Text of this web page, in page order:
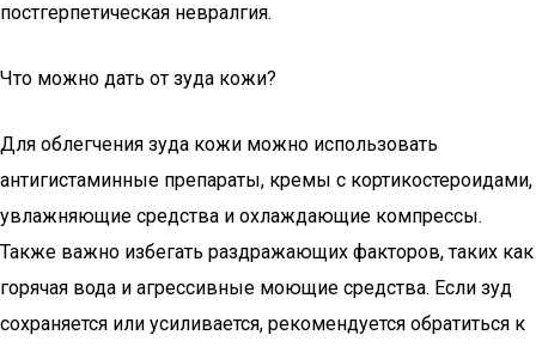
постгерпетическая невралгия.
Что можно дать от зуда кожи?
Для облегчения зуда кожи можно использовать
антигистаминные препараты, кремы с кортикостероидами,
увлажняющие средства и охлаждающие компрессы.
Также важно избегать раздражающих факторов, таких как
горячая вода и агрессивные моющие средства. Если зуд
сохраняется или усиливается, рекомендуется обратиться к